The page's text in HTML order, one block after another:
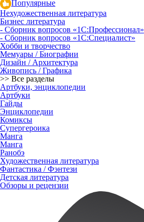
Популярные
Нехудожественная литература
Бизнес литература
- Сборник вопросов «1С:Профессионал»
- Сборник вопросов «1С:Специалист»
Хобби и творчество
Мемуары / Биографии
Дизайн / Архитектура
Живопись / Графика
>> Все разделы
Артбуки, энциклопедии
Артбуки
Гайды
Энциклопедии
Комиксы
Супергероика
Манга
Манга
Ранобэ
Художественная литература
Фантастика / Фэнтези
Детская литература
Обзоры и рецензии